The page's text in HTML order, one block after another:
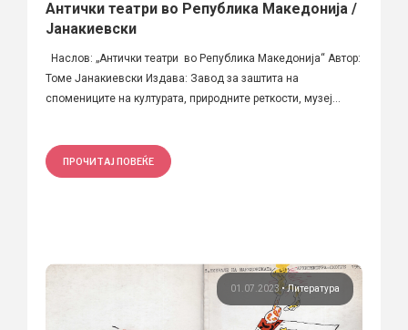
Антички театри во Република Македонија /
Јанакиевски
Наслов: „Антички театри во Република Македонија“ Автор:
Томе Јанакиевски Издава: Завод за заштита на
спомениците на културата, природните реткости, музеј...
ПРОЧИТАЈ ПОВЕЌЕ
01.07.2023•Литература